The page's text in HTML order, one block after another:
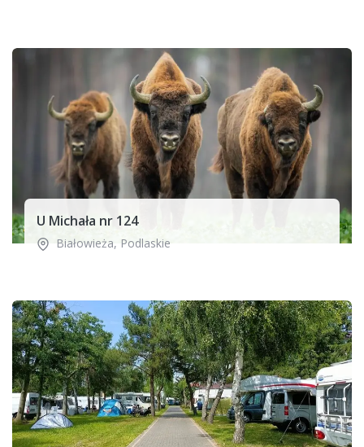
U Michała nr 124
Białowieża, Podlaskie